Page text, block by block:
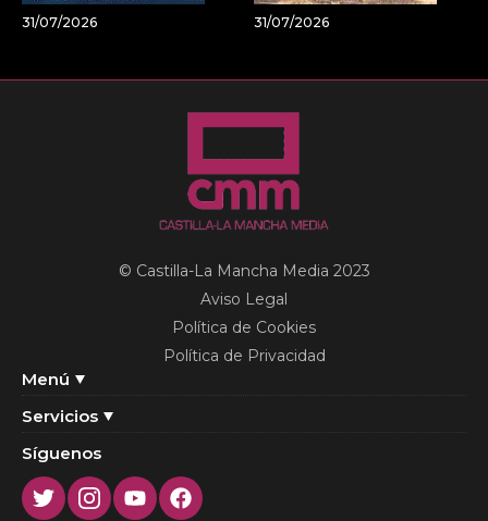
31/07/2026 31/07/2026
Menú
Servicios
© Castilla-La Mancha Media 2023
Aviso Legal
Política de Cookies
Política de Privacidad
Síguenos
TwitterInstagram
YoutubeFacebook